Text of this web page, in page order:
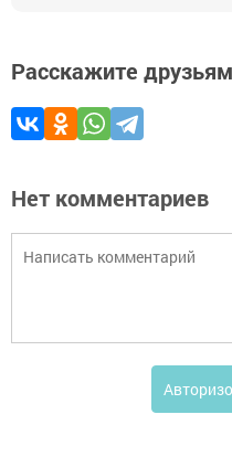
Расскажите друзьям
Нет комментариев